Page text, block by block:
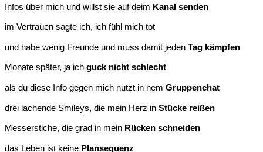
Infos über mich und willst sie auf deim Kanal senden
im Vertrauen sagte ich, ich fühl mich tot
und habe wenig Freunde und muss damit jeden Tag kämpfen
Monate später, ja ich guck nicht schlecht
als du diese Info gegen mich nutzt in nem Gruppenchat
drei lachende Smileys, die mein Herz in Stücke reißen
Messerstiche, die grad in mein Rücken schneiden
das Leben ist keine Plansequenz